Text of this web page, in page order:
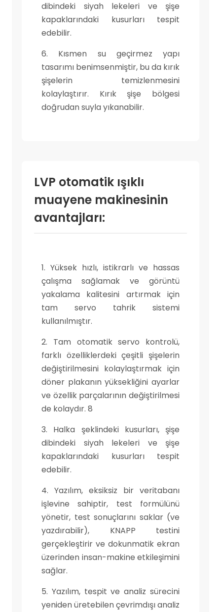
dibindeki siyah lekeleri ve şişe
kapaklarındaki kusurları tespit
edebilir.
6. Kısmen su geçirmez yapı
tasarımı benimsenmiştir, bu da kırık
şişelerin temizlenmesini
kolaylaştırır. Kırık şişe bölgesi
doğrudan suyla yıkanabilir.
LVP otomatik ışıklı
muayene makinesinin
avantajları:
1. Yüksek hızlı, istikrarlı ve hassas
çalışma sağlamak ve görüntü
yakalama kalitesini artırmak için
tam servo tahrik sistemi
kullanılmıştır.
2. Tam otomatik servo kontrolü,
farklı özelliklerdeki çeşitli şişelerin
değiştirilmesini kolaylaştırmak için
döner plakanın yüksekliğini ayarlar
ve özellik parçalarının değiştirilmesi
de kolaydır. 8
3. Halka şeklindeki kusurları, şişe
dibindeki siyah lekeleri ve şişe
kapaklarındaki kusurları tespit
edebilir.
4. Yazılım, eksiksiz bir veritabanı
işlevine sahiptir, test formülünü
yönetir, test sonuçlarını saklar (ve
yazdırabilir), KNAPP testini
gerçekleştirir ve dokunmatik ekran
üzerinden insan-makine etkileşimini
sağlar.
5. Yazılım, tespit ve analiz sürecini
yeniden üretebilen çevrimdışı analiz